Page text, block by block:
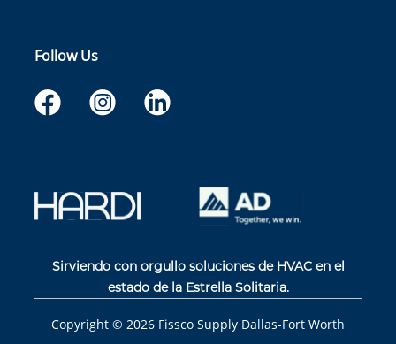
Follow Us
Sirviendo con orgullo soluciones de HVAC en el
estado de la Estrella Solitaria.
Copyright © 2026 Fissco Supply Dallas-Fort Worth